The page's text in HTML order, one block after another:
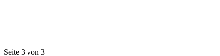
Seite 3 von 3